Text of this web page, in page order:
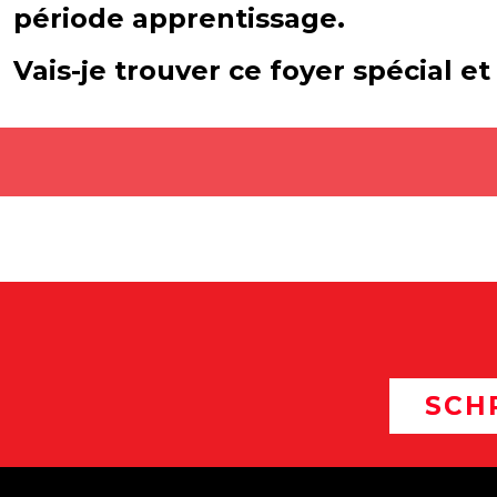
période apprentissage.
Vais-je trouver ce foyer spécial